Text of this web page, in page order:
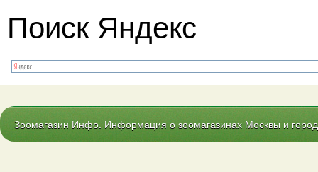
Поиск Яндекс
Зоомагазин Инфо. Информация о зоомагазинах Москвы и